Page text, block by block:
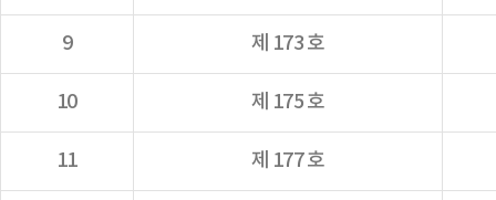
9 제 173 호
10 제 175 호
11 제 177 호